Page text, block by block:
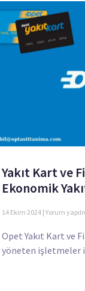
Yakıt Kart ve
Ekonomik
14 Ekim 2024 Yorum
Opet Yakıt Kart ve
yöneten işletmeler